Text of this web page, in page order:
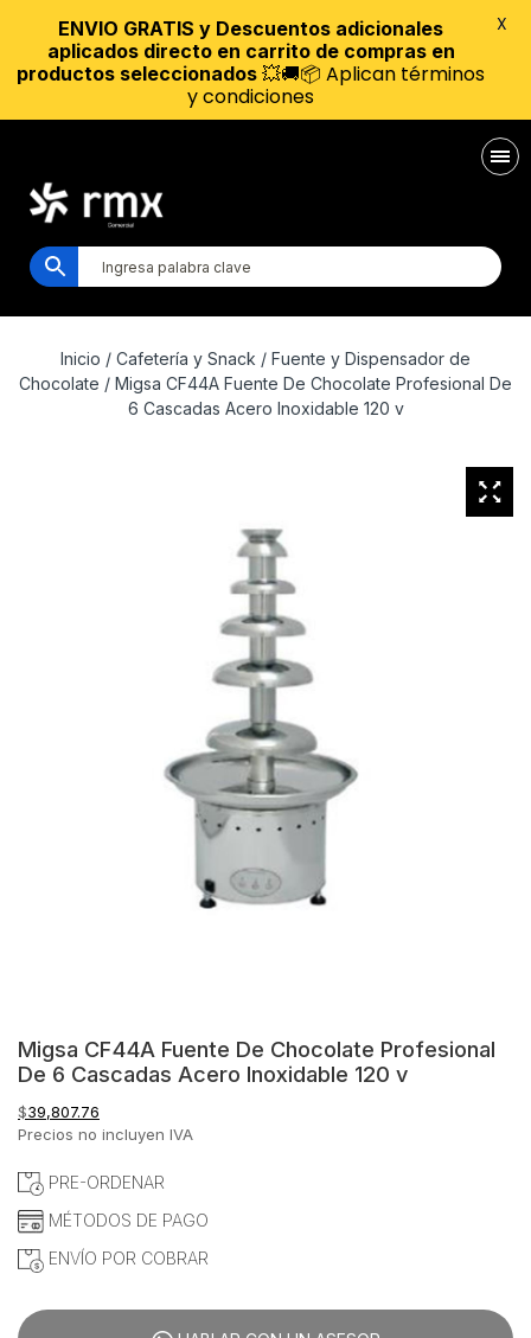
Inicio / Cafetería y Snack / Fuente y Dispensador de
Chocolate / Migsa CF44A Fuente De Chocolate Profesional De
6 Cascadas Acero Inoxidable 120 v
Migsa CF44A Fuente De Chocolate Profesional
De 6 Cascadas Acero Inoxidable 120 v
$39,807.76
Precios no incluyen IVA
PRE-ORDENAR
MÉTODOS DE PAGO
ENVÍO POR COBRAR
ENVIO GRATIS y Descuentos adicionales
aplicados directo en carrito de compras en
productos seleccionados 💥🚚📦 Aplican términos
y condiciones
X